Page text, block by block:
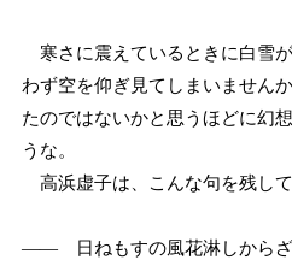
寒さに震えているときに白雪
わず空を仰ぎ見てしまいません
たのではないかと思うほどに幻
うな。
高浜虚子は、こんな句を残して
―― 日ねもすの風花淋しからざ